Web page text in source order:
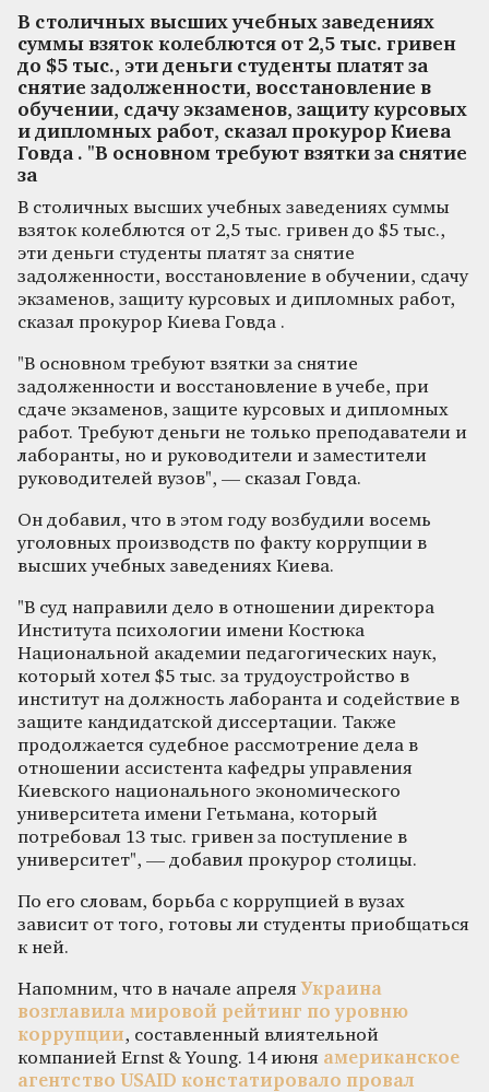
В столичных высших учебных заведениях
суммы взяток колеблются от 2,5 тыс. гривен
до $5 тыс., эти деньги студенты платят за
снятие задолженности, восстановление в
обучении, сдачу экзаменов, защиту курсовых
и дипломных работ, сказал прокурор Киева
Говда . "В основном требуют взятки за снятие
за
В столичных высших учебных заведениях суммы
взяток колеблются от 2,5 тыс. гривен до $5 тыс.,
эти деньги студенты платят за снятие
задолженности, восстановление в обучении, сдачу
экзаменов, защиту курсовых и дипломных работ,
сказал прокурор Киева Говда .
"В основном требуют взятки за снятие
задолженности и восстановление в учебе, при
сдаче экзаменов, защите курсовых и дипломных
работ. Требуют деньги не только преподаватели и
лаборанты, но и руководители и заместители
руководителей вузов", — сказал Говда.
Он добавил, что в этом году возбудили восемь
уголовных производств по факту коррупции в
высших учебных заведениях Киева.
"В суд направили дело в отношении директора
Института психологии имени Костюка
Национальной академии педагогических наук,
который хотел $5 тыс. за трудоустройство в
институт на должность лаборанта и содействие в
защите кандидатской диссертации. Также
продолжается судебное рассмотрение дела в
отношении ассистента кафедры управления
Киевского национального экономического
университета имени Гетьмана, который
потребовал 13 тыс. гривен за поступление в
университет", — добавил прокурор столицы.
По его словам, борьба с коррупцией в вузах
зависит от того, готовы ли студенты приобщаться
к ней.
Напомним, что в начале апреля Украина
возглавила мировой рейтинг по уровню
коррупции, составленный влиятельной
компанией Ernst & Young. 14 июня американское
агентство USAID констатировало провал